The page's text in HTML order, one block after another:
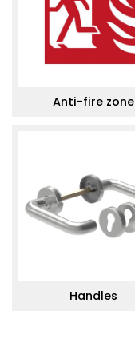
Anti-fire zone
Handles